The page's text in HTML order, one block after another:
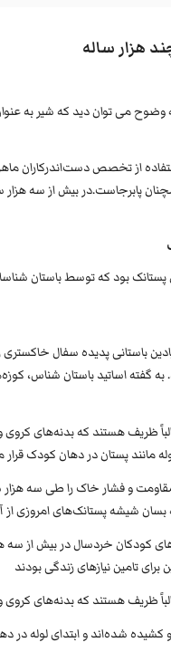
هزار ساله
به وضوح می توان دید که شیر
از تخصص دست‌اندرکاران
پابرجاست.در بیش از سه
پستانک بود که توسط باستان
باستانی پدیده سفال
به گفته اساتید باستان
ظریف هستند که بدنه‌های کروی و
مانند پستان در دهان کودک
و فشار خاک را طی سه
که بسان شیشه پستانک‌های
کودکان خردسال در بیش از
تامین نیازهای زندگی بودند
ظریف هستند که بدنه‌های کروی و
کشیده شده‌اند و ابتدای لوله در